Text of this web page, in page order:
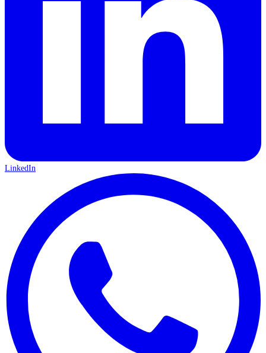
LinkedIn